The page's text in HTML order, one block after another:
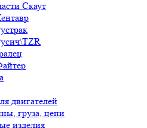
Скаут
двигателей
груза, цепи
изделия